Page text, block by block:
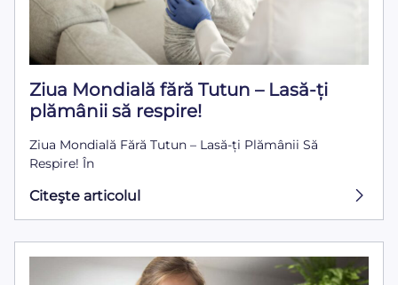
Ziua Mondială fără Tutun – Lasă-ți
plămânii să respire!
Ziua Mondială Fără Tutun – Lasă-ți Plămânii Să
Respire! În
Citeşte articolul